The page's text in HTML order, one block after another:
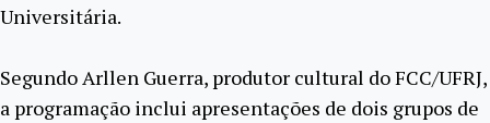
Universitária.
Segundo Arllen Guerra, produtor cultural do FCC/UFRJ,
a programação inclui apresentações de dois grupos de